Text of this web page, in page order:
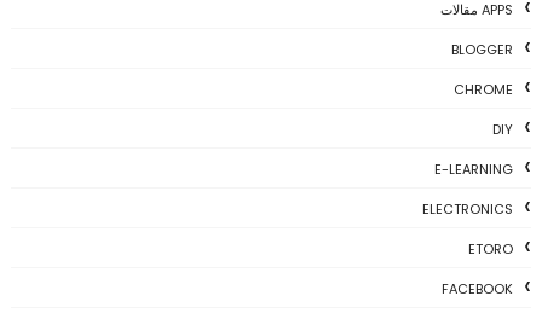
APPS مقالات
BLOGGER
CHROME
DIY
E-LEARNING
ELECTRONICS
ETORO
FACEBOOK